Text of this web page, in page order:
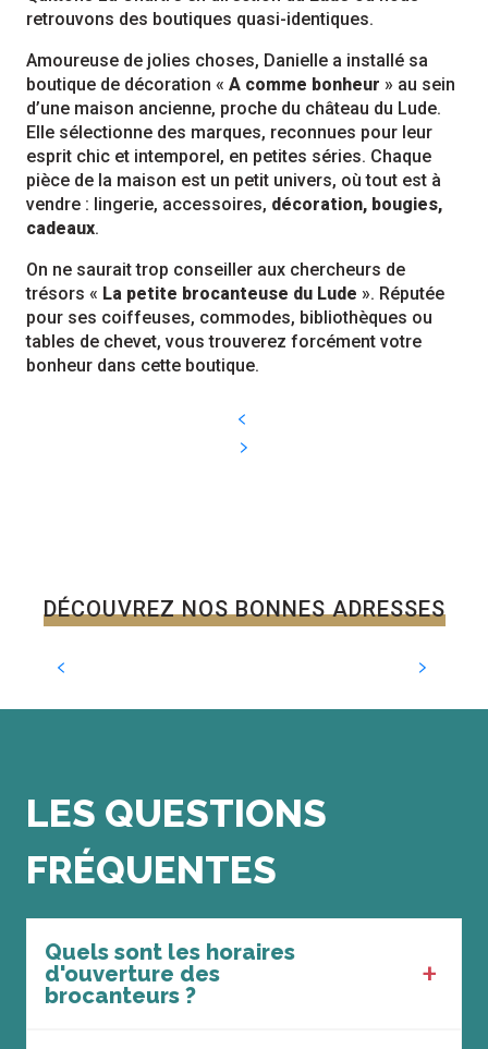
retrouvons des boutiques quasi-identiques.
Amoureuse de jolies choses, Danielle a installé sa
boutique de décoration « A comme bonheur » au sein
d’une maison ancienne, proche du château du Lude.
Elle sélectionne des marques, reconnues pour leur
esprit chic et intemporel, en petites séries. Chaque
pièce de la maison est un petit univers, où tout est à
vendre : lingerie, accessoires, décoration, bougies,
cadeaux.
On ne saurait trop conseiller aux chercheurs de
trésors « La petite brocanteuse du Lude ». Réputée
pour ses coiffeuses, commodes, bibliothèques ou
tables de chevet, vous trouverez forcément votre
bonheur dans cette boutique.
DÉCOUVREZ NOS BONNES ADRESSES
LES QUESTIONS
FRÉQUENTES
Quels sont les horaires
d'ouverture des
brocanteurs ?